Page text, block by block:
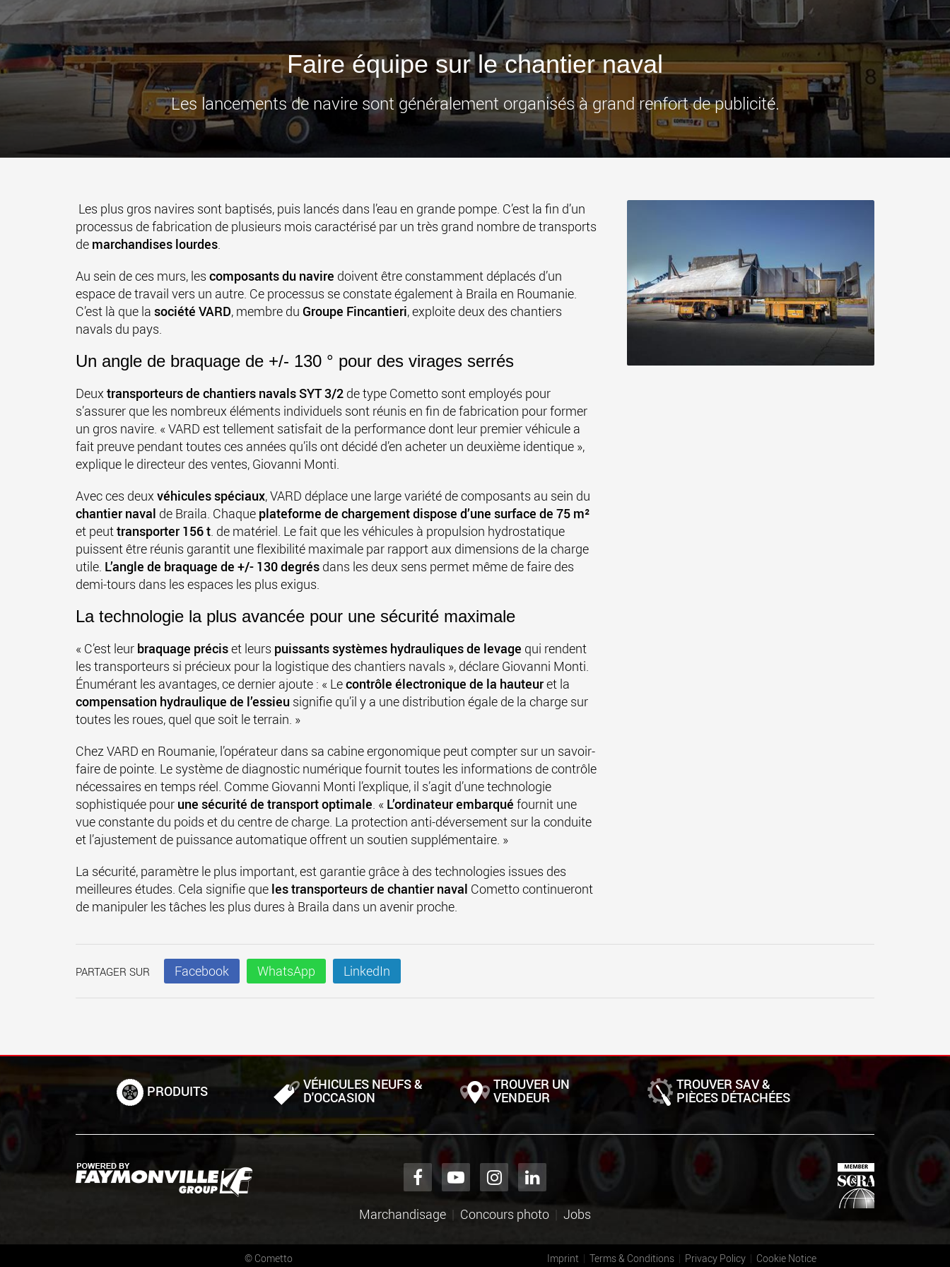
États-Unis
www.morello.us.com
pour des charges utiles
jusqu’à 25 000 t et au-delà
www.cometto.com
Faire équipe sur le chantier naval
Les lancements de navire sont généralement organisés à grand renfort de publicité.
Les plus gros navires sont baptisés, puis lancés dans l’eau en grande pompe. C’est la fin d’un
processus de fabrication de plusieurs mois caractérisé par un très grand nombre de transports
de marchandises lourdes.
Au sein de ces murs, les composants du navire doivent être constamment déplacés d’un
espace de travail vers un autre. Ce processus se constate également à Braila en Roumanie.
C’est là que la société VARD, membre du Groupe Fincantieri, exploite deux des chantiers
navals du pays.
Un angle de braquage de +/- 130 ° pour des virages serrés
Deux transporteurs de chantiers navals SYT 3/2 de type Cometto sont employés pour
s’assurer que les nombreux éléments individuels sont réunis en fin de fabrication pour former
un gros navire. « VARD est tellement satisfait de la performance dont leur premier véhicule a
fait preuve pendant toutes ces années qu’ils ont décidé d’en acheter un deuxième identique »,
explique le directeur des ventes, Giovanni Monti.
Avec ces deux véhicules spéciaux, VARD déplace une large variété de composants au sein du
chantier naval de Braila. Chaque plateforme de chargement dispose d’une surface de 75 m²
et peuttransporter 156 t. de matériel. Le fait que les véhicules à propulsion hydrostatique
puissent être réunis garantit une flexibilité maximale par rapport aux dimensions de la charge
utile. L’angle de braquage de +/- 130 degrés dans les deux sens permet même de faire des
demi-tours dans les espaces les plus exigus.
La technologie la plus avancée pour une sécurité maximale
« C’est leur braquage préciset leurs puissants systèmes hydrauliques de levage qui rendent
les transporteurs si précieux pour la logistique des chantiers navals », déclare Giovanni Monti.
Énumérant les avantages, ce dernier ajoute : « Lecontrôle électronique de la hauteuret la
compensation hydraulique de l’essieu signifie qu’il y a une distribution égale de la charge sur
toutes les roues, quel que soit le terrain. »
Chez VARD en Roumanie, l’opérateur dans sa cabine ergonomique peut compter sur un savoir-
faire de pointe. Le système de diagnostic numérique fournit toutes les informations de contrôle
nécessaires en temps réel. Comme Giovanni Monti l’explique, il s’agit d’une technologie
sophistiquée pour une sécurité de transport optimale. « L’ordinateur embarqué fournit une
vue constante du poids et du centre de charge. La protection anti-déversement sur la conduite
et l’ajustement de puissance automatique offrent un soutien supplémentaire. »
La sécurité, paramètre le plus important, est garantie grâce à des technologies issues des
meilleures études. Cela signifie que les transporteurs de chantier naval Cometto continueront
de manipuler les tâches les plus dures à Braila dans un avenir proche.
PARTAGER SUR Facebook WhatsApp LinkedIn
PRODUITS VÉHICULES NEUFS &
D'OCCASION
TROUVER UN
VENDEUR
TROUVER SAV &
PIÈCES DÉTACHÉES
Marchandisage Concours photo Jobs
© Cometto Imprint Terms & Conditions Privacy Policy Cookie Notice